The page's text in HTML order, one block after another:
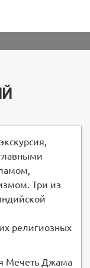
Три из
религиозных
Мечеть Джама